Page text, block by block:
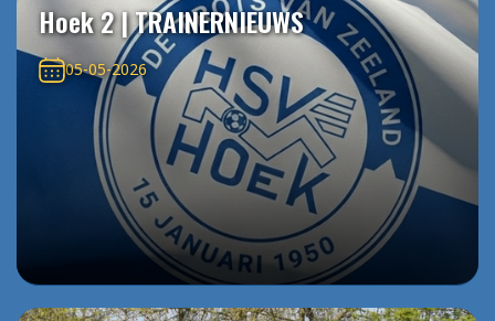
Hoek 2 | TRAINERNIEUWS
05-05-2026